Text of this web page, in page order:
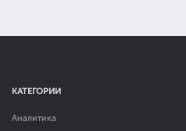
КАТЕГОРИИ
Аналитика